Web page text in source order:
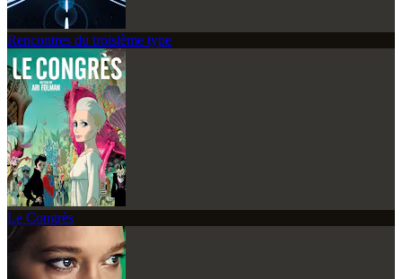
Rencontres du troisième type
Le Congrès